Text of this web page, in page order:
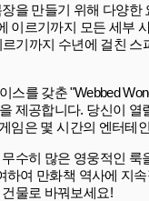
을 만들기 위해 다양한
이르기까지 모든 세부
기까지 수년에 걸친
를 갖춘 "Webbed
제공합니다. 당신이
임은 몇 시간의 엔터테
수히 많은 영웅적인 룩
하여 만화책 역사에 지
물로 바꿔보세요!